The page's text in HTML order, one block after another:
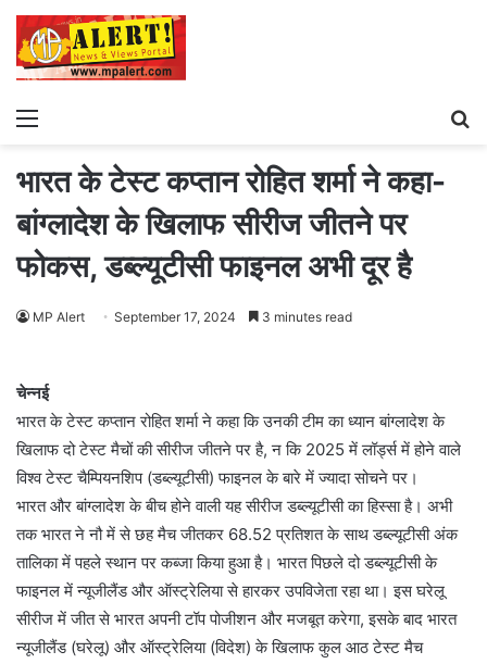
Menu
भारत के टेस्ट कप्तान रोहित शर्मा ने कहा-
बांग्लादेश के खिलाफ सीरीज जीतने पर
फोकस, डब्ल्यूटीसी फाइनल अभी दूर है
MP Alert September 17, 2024 3 minutes read
चेन्नई
भारत के टेस्ट कप्तान रोहित शर्मा ने कहा कि उनकी टीम का ध्यान बांग्लादेश के
खिलाफ दो टेस्ट मैचों की सीरीज जीतने पर है, न कि 2025 में लॉर्ड्स में होने वाले
विश्व टेस्ट चैम्पियनशिप (डब्ल्यूटीसी) फाइनल के बारे में ज्यादा सोचने पर।
भारत और बांग्लादेश के बीच होने वाली यह सीरीज डब्ल्यूटीसी का हिस्सा है। अभी
तक भारत ने नौ में से छह मैच जीतकर 68.52 प्रतिशत के साथ डब्ल्यूटीसी अंक
तालिका में पहले स्थान पर कब्जा किया हुआ है। भारत पिछले दो डब्ल्यूटीसी के
फाइनल में न्यूजीलैंड और ऑस्ट्रेलिया से हारकर उपविजेता रहा था। इस घरेलू
सीरीज में जीत से भारत अपनी टॉप पोजीशन और मजबूत करेगा, इसके बाद भारत
न्यूजीलैंड (घरेलू) और ऑस्ट्रेलिया (विदेश) के खिलाफ कुल आठ टेस्ट मैच